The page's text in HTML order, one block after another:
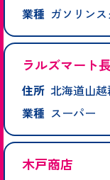
業種 ガソリン
ラルズマート
住所 北海道山
業種 スーパー
木戸商店